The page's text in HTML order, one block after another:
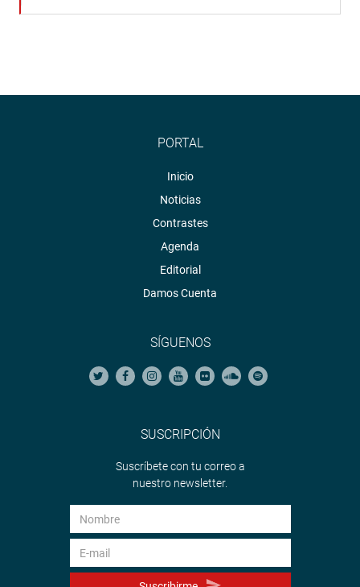
PORTAL
Inicio
Noticias
Contrastes
Agenda
Editorial
Damos Cuenta
SÍGUENOS
SUSCRIPCIÓN
Suscríbete con tu correo a
nuestro newsletter.